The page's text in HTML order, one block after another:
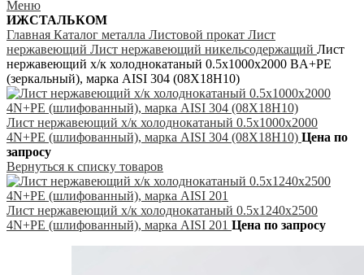
Меню
ИЖСТАЛЬКОМ
Главная Каталог металла Листовой прокат Лист
нержавеющий Лист нержавеющий никельсодержащий Лист
нержавеющий х/к холоднокатаный 0.5х1000х2000 BA+PE
(зеркальный), марка AISI 304 (08Х18Н10)
Лист нержавеющий х/к холоднокатаный 0.5х1000х2000
4N+PE (шлифованный), марка AISI 304 (08Х18Н10) Цена по
запросу
Вернуться к списку товаров
Лист нержавеющий х/к холоднокатаный 0.5х1240х2500
4N+PE (шлифованный), марка AISI 201 Цена по запросу